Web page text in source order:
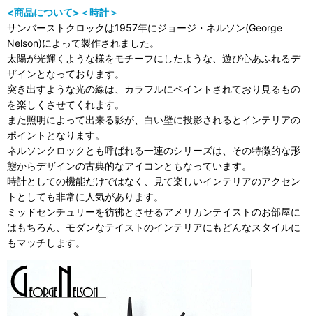
<商品について>＜時計＞
サンバーストクロックは1957年にジョージ・ネルソン(George
Nelson)によって製作されました。
太陽が光輝くような様をモチーフにしたような、遊び心あふれるデ
ザインとなっております。
突き出すような光の線は、カラフルにペイントされており見るもの
を楽しくさせてくれます。
また照明によって出来る影が、白い壁に投影されるとインテリアの
ポイントとなります。
ネルソンクロックとも呼ばれる一連のシリーズは、その特徴的な形
態からデザインの古典的なアイコンともなっています。
時計としての機能だけではなく、見て楽しいインテリアのアクセン
トとしても非常に人気があります。
ミッドセンチュリーを彷彿とさせるアメリカンテイストのお部屋に
はもちろん、モダンなテイストのインテリアにもどんなスタイルに
もマッチします。